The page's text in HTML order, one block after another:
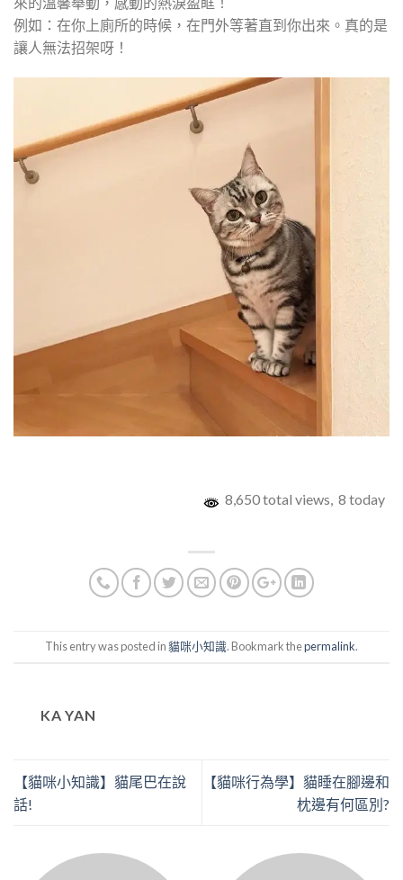
例如：在你上廁所的時候，在門外等著直到你出來。真的是
讓人無法招架呀！
8,650 total views, 8 today
This entry was posted in貓咪小知識. Bookmark thepermalink.
KA YAN
【貓咪小知識】貓尾巴在說
話!
【貓咪行為學】貓睡在腳邊和
枕邊有何區別?